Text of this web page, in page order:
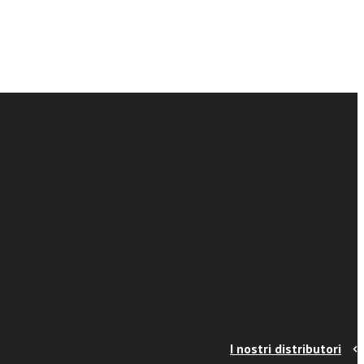
I nostri distributori